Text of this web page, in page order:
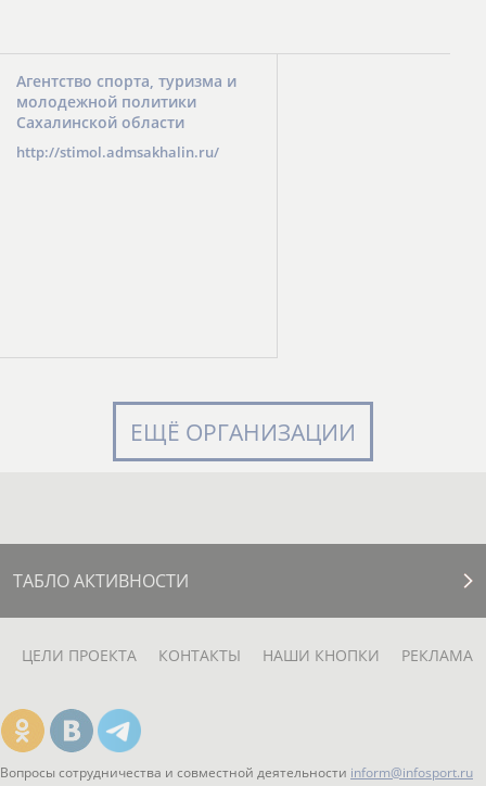
Агентство спорта, туризма и
молодежной политики
Сахалинской области
http://stimol.admsakhalin.ru/
ЕЩЁ ОРГАНИЗАЦИИ
ТАБЛО АКТИВНОСТИ
ЦЕЛИ ПРОЕКТА КОНТАКТЫ НАШИ КНОПКИ РЕКЛАМА
Вопросы сотрудничества и совместной деятельности inform@infosport.ru